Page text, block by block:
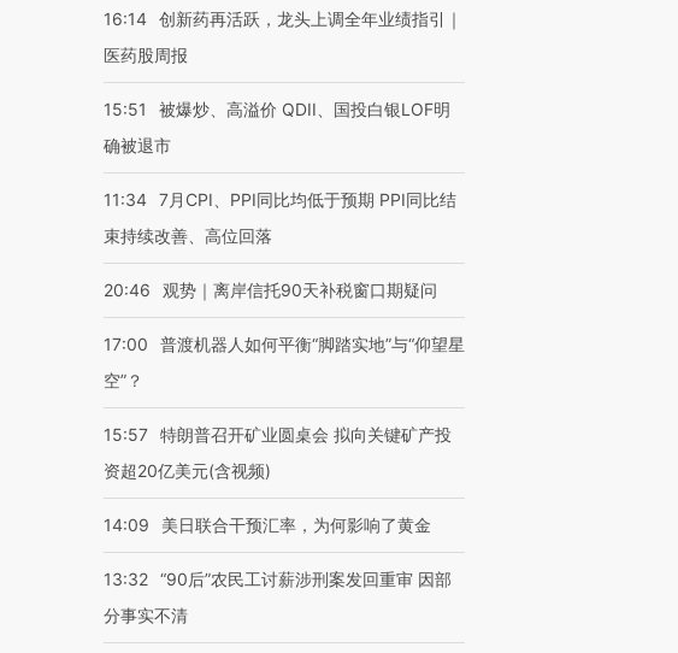
16:14 创新药再活跃，龙头上调全年业绩指引｜
医药股周报
15:51
被爆炒、高溢价 QDII、国投白银LOF明
确被退市
11:34 7月CPI、PPI同比均低于预期 PPI同比结
束持续改善、高位回落
20:46 观势｜离岸信托90天补税窗口期疑问
17:00
普渡机器人如何平衡“脚踏实地”与“仰望星
空”？
15:57 特朗普召开矿业圆桌会 拟向关键矿产投
资超20亿美元(含视频)
14:09 美日联合干预汇率，为何影响了黄金
13:32 “90后”农民工讨薪涉刑案发回重审 因部
分事实不清